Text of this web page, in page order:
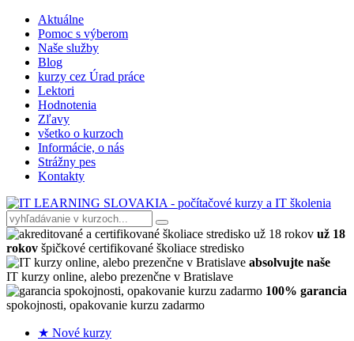
Aktuálne
Pomoc s výberom
Naše služby
Blog
kurzy cez Úrad práce
Lektori
Hodnotenia
Zľavy
všetko o kurzoch
Informácie, o nás
Strážny pes
Kontakty
už 18
rokov špičkové certifikované školiace stredisko
absolvujte naše
IT kurzy online, alebo prezenčne v Bratislave
100% garancia
spokojnosti, opakovanie kurzu zadarmo
★ Nové kurzy